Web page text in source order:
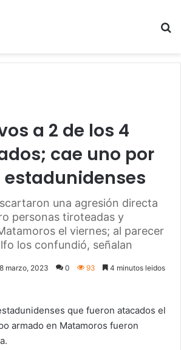
a 2 de los 4
cae uno por
una agresión directa
personas tiroteadas y
el viernes; al parecer
los confundió, señalan
8 marzo, 2023 0 93 4 minutos leidos
que fueron atacados el
armado en Matamoros fueron